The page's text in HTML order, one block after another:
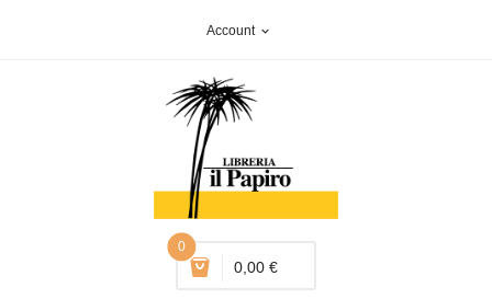
Account expand_more
0
0,00 €